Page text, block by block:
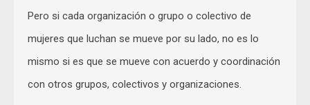
Pero si cada organización o grupo o colectivo de
mujeres que luchan se mueve por su lado, no es lo
mismo si es que se mueve con acuerdo y coordinación
con otros grupos, colectivos y organizaciones.